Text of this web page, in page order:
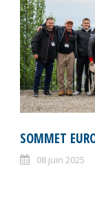
SOMMET
08 juin 2025